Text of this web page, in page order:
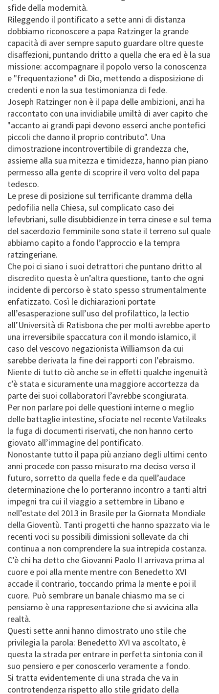
sfide della modernità.
Rileggendo il pontificato a sette anni di distanza
dobbiamo riconoscere a papa Ratzinger la grande
capacità di aver sempre saputo guardare oltre queste
disaffezioni, puntando dritto a quella che era ed è la sua
missione: accompagnare il popolo verso la conoscenza
e "frequentazione" di Dio, mettendo a disposizione di
credenti e non la sua testimonianza di fede.
Joseph Ratzinger non è il papa delle ambizioni, anzi ha
raccontato con una invidiabile umiltà di aver capito che
"accanto ai grandi papi devono esserci anche pontefici
piccoli che danno il proprio contributo". Una
dimostrazione incontrovertibile di grandezza che,
assieme alla sua mitezza e timidezza, hanno pian piano
permesso alla gente di scoprire il vero volto del papa
tedesco.
Le prese di posizione sul terrificante dramma della
pedofilia nella Chiesa, sul complicato caso dei
lefevbriani, sulle disubbidienze in terra cinese e sul tema
del sacerdozio femminile sono state il terreno sul quale
abbiamo capito a fondo l’approccio e la tempra
ratzingeriane.
Che poi ci siano i suoi detrattori che puntano dritto al
discredito questa è un’altra questione, tanto che ogni
incidente di percorso è stato spesso strumentalmente
enfatizzato. Così le dichiarazioni portate
all’esasperazione sull’uso del profilattico, la lectio
all’Università di Ratisbona che per molti avrebbe aperto
una irreversibile spaccatura con il mondo islamico, il
caso del vescovo negazionista Williamson da cui
sarebbe derivata la fine dei rapporti con l’ebraismo.
Niente di tutto ciò anche se in effetti qualche ingenuità
c’è stata e sicuramente una maggiore accortezza da
parte dei suoi collaboratori l’avrebbe scongiurata.
Per non parlare poi delle questioni interne o meglio
delle battaglie intestine, sfociate nel recente Vatileaks
la fuga di documenti riservati, che non hanno certo
giovato all’immagine del pontificato.
Nonostante tutto il papa più anziano degli ultimi cento
anni procede con passo misurato ma deciso verso il
futuro, sorretto da quella fede e da quell’audace
determinazione che lo porteranno incontro a tanti altri
impegni tra cui il viaggio a settembre in Libano e
nell’estate del 2013 in Brasile per la Giornata Mondiale
della Gioventù. Tanti progetti che hanno spazzato via le
recenti voci su possibili dimissioni sollevate da chi
continua a non comprendere la sua intrepida costanza.
C’è chi ha detto che Giovanni Paolo II arrivava prima al
cuore e poi alla mente mentre con Benedetto XVI
accade il contrario, toccando prima la mente e poi il
cuore. Può sembrare un banale chiasmo ma se ci
pensiamo è una rappresentazione che si avvicina alla
realtà.
Questi sette anni hanno dimostrato uno stile che
privilegia la parola: Benedetto XVI va ascoltato, è
questa la strada per entrare in perfetta sintonia con il
suo pensiero e per conoscerlo veramente a fondo.
Si tratta evidentemente di una strada che va in
controtendenza rispetto allo stile gridato della